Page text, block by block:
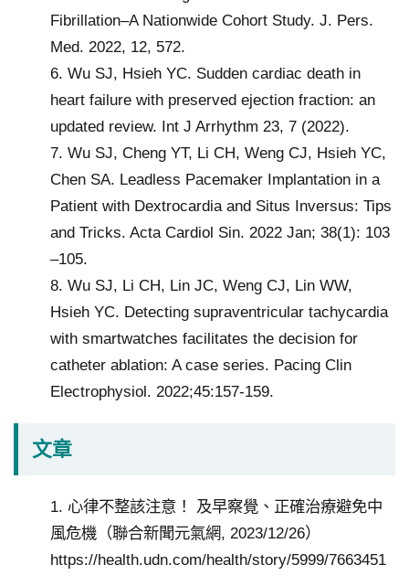
Fibrillation–A Nationwide Cohort Study. J. Pers.
Med. 2022, 12, 572.
6. Wu SJ, Hsieh YC. Sudden cardiac death in
heart failure with preserved ejection fraction: an
updated review. Int J Arrhythm 23, 7 (2022).
7. Wu SJ, Cheng YT, Li CH, Weng CJ, Hsieh YC,
Chen SA. Leadless Pacemaker Implantation in a
Patient with Dextrocardia and Situs Inversus: Tips
and Tricks. Acta Cardiol Sin. 2022 Jan; 38(1): 103
–105.
8. Wu SJ, Li CH, Lin JC, Weng CJ, Lin WW,
Hsieh YC. Detecting supraventricular tachycardia
with smartwatches facilitates the decision for
catheter ablation: A case series. Pacing Clin
Electrophysiol. 2022;45:157-159.
文章
1. 心律不整該注意！ 及早察覺、正確治療避免中
風危機（聯合新聞元氣網, 2023/12/26）
https://health.udn.com/health/story/5999/7663451